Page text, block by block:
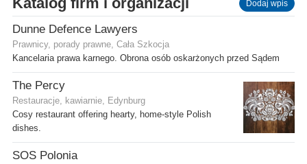
Dodaj wpis
Dunne Defence Lawyers
Prawnicy, porady prawne, Cała Szkocja
Kancelaria prawa karnego. Obrona osób oskarżonych przed Sądem
The Percy
Restauracje, kawiarnie, Edynburg
Cosy restaurant offering hearty, home-style Polish
dishes.
SOS Polonia